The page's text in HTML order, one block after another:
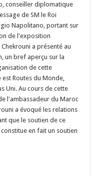
conseiller diplomatique
de SM le Roi
Napolitano, portant sur
de l'exposition
a présenté au
un bref aperçu sur la
de cette
Routes du Monde,
Uni. Au cours de cette
l'ambassadeur du Maroc
a évoqué les relations
que le soutien de ce
en fait un soutien